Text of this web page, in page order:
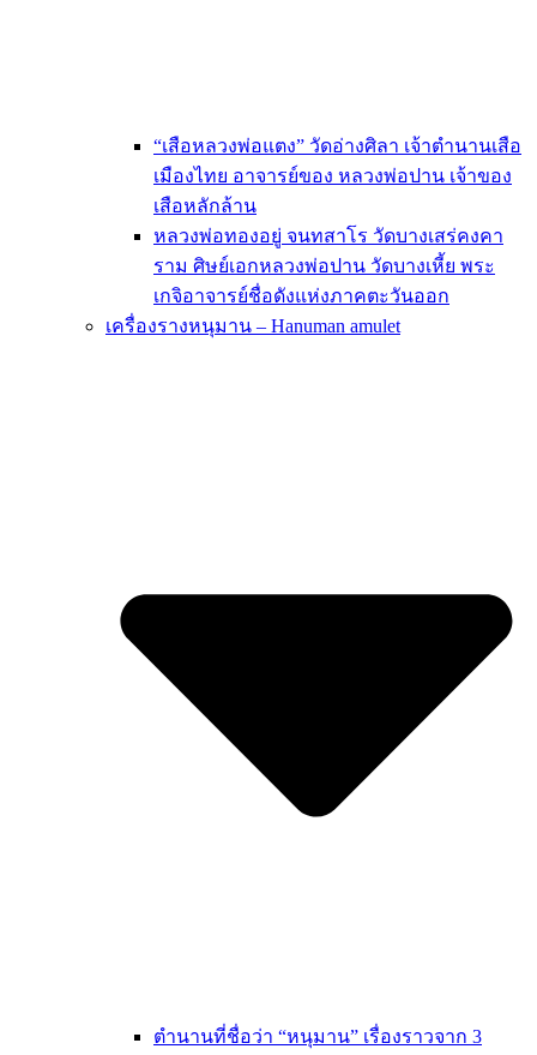
“เสือหลวงพ่อแตง” วัดอ่างศิลา เจ้าตำนานเสือ
เมืองไทย อาจารย์ของ หลวงพ่อปาน เจ้าของ
เสือหลักล้าน
หลวงพ่อทองอยู่ จนทสาโร วัดบางเสร่คงคา
ราม ศิษย์เอกหลวงพ่อปาน วัดบางเหี้ย พระ
เกจิอาจารย์ชื่อดังแห่งภาคตะวันออก
เครื่องรางหนุมาน – Hanuman amulet
ตำนานที่ชื่อว่า “หนุมาน” เรื่องราวจาก 3